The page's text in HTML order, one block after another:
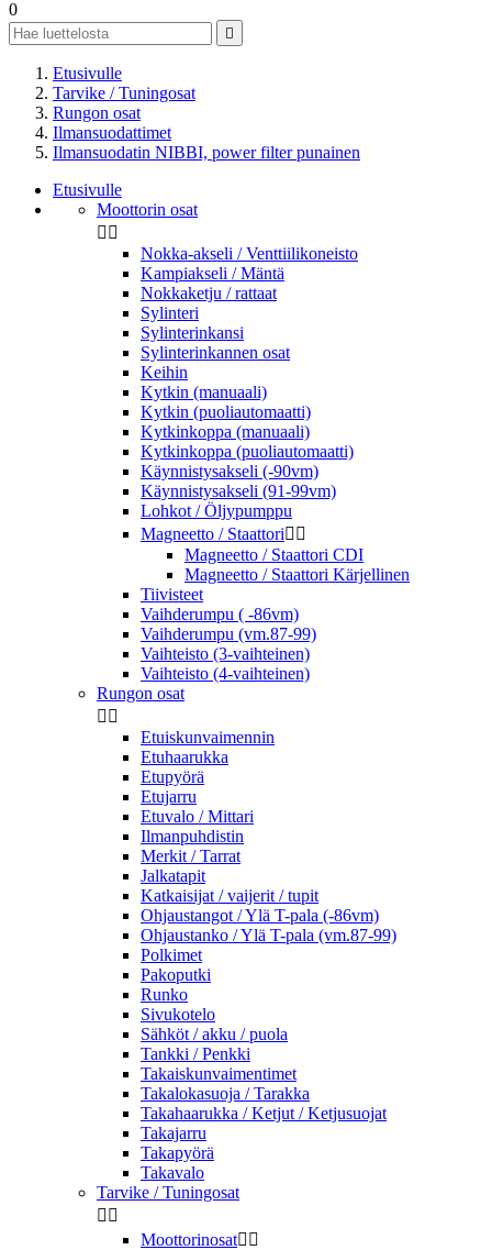
0

Etusivulle
Tarvike / Tuningosat
Rungon osat
Ilmansuodattimet
Ilmansuodatin NIBBI, power filter punainen
Etusivulle
Moottorin osat
 
Nokka-akseli / Venttiilikoneisto
Kampiakseli / Mäntä
Nokkaketju / rattaat
Sylinteri
Sylinterinkansi
Sylinterinkannen osat
Keihin
Kytkin (manuaali)
Kytkin (puoliautomaatti)
Kytkinkoppa (manuaali)
Kytkinkoppa (puoliautomaatti)
Käynnistysakseli (-90vm)
Käynnistysakseli (91-99vm)
Lohkot / Öljypumppu
Magneetto / Staattori 
Magneetto / Staattori CDI
Magneetto / Staattori Kärjellinen
Tiivisteet
Vaihderumpu ( -86vm)
Vaihderumpu (vm.87-99)
Vaihteisto (3-vaihteinen)
Vaihteisto (4-vaihteinen)
Rungon osat
 
Etuiskunvaimennin
Etuhaarukka
Etupyörä
Etujarru
Etuvalo / Mittari
Ilmanpuhdistin
Merkit / Tarrat
Jalkatapit
Katkaisijat / vaijerit / tupit
Ohjaustangot / Ylä T-pala (-86vm)
Ohjaustanko / Ylä T-pala (vm.87-99)
Polkimet
Pakoputki
Runko
Sivukotelo
Sähköt / akku / puola
Tankki / Penkki
Takaiskunvaimentimet
Takalokasuoja / Tarakka
Takahaarukka / Ketjut / Ketjusuojat
Takajarru
Takapyörä
Takavalo
Tarvike / Tuningosat
 
Moottorinosat 